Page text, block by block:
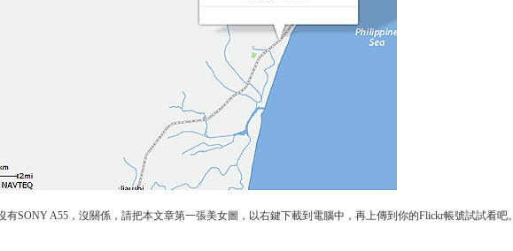
有SONY A55，沒關係，請把本文章第一張美女圖，以右鍵下載到電腦中，再上傳到你的Flickr帳號試試看吧。